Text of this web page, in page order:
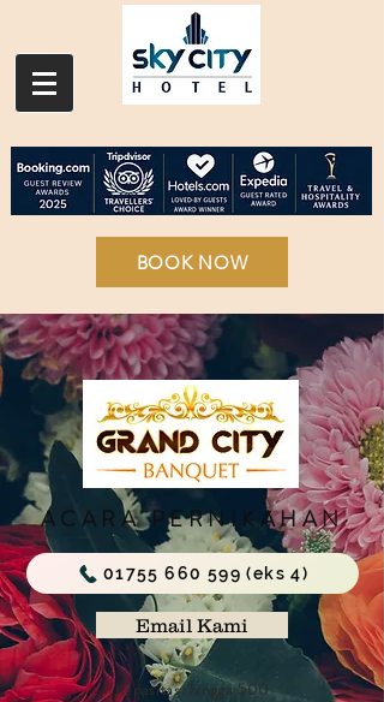
BOOK NOW
ACARA PERNIKAHAN
01755 660 599 (eks 4)
Email Kami
Kapasitas: hingga 500